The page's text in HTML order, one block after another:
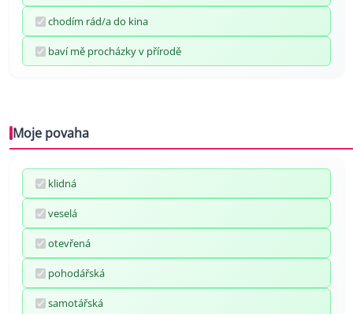
chodím rád/a do kina
baví mě procházky v přírodě
Moje povaha
klidná
veselá
otevřená
pohodářská
samotářská